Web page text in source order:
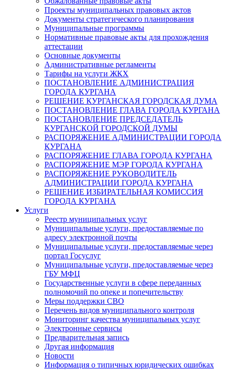
Проекты муниципальных правовых актов
Документы стратегического планирования
Муниципальные программы
Нормативные правовые акты для прохождения
аттестации
Основные документы
Административные регламенты
Тарифы на услуги ЖКХ
ПОСТАНОВЛЕНИЕ АДМИНИСТРАЦИЯ
ГОРОДА КУРГАНА
РЕШЕНИЕ КУРГАНСКАЯ ГОРОДСКАЯ ДУМА
ПОСТАНОВЛЕНИЕ ГЛАВА ГОРОДА КУРГАНА
ПОСТАНОВЛЕНИЕ ПРЕДСЕДАТЕЛЬ
КУРГАНСКОЙ ГОРОДСКОЙ ДУМЫ
РАСПОРЯЖЕНИЕ АДМИНИСТРАЦИИ ГОРОДА
КУРГАНА
РАСПОРЯЖЕНИЕ ГЛАВА ГОРОДА КУРГАНА
РАСПОРЯЖЕНИЕ МЭР ГОРОДА КУРГАНА
РАСПОРЯЖЕНИЕ РУКОВОДИТЕЛЬ
АДМИНИСТРАЦИИ ГОРОДА КУРГАНА
РЕШЕНИЕ ИЗБИРАТЕЛЬНАЯ КОМИССИЯ
ГОРОДА КУРГАНА
Услуги
Реестр муниципальных услуг
Муниципальные услуги, предоставляемые по
адресу электронной почты
Муниципальные услуги, предоставляемые через
портал Госуслуг
Муниципальные услуги, предоставляемые через
ГБУ МФЦ
Государственные услуги в сфере переданных
полномочий по опеке и попечительству
Меры поддержки СВО
Перечень видов муниципального контроля
Мониторинг качества муниципальных услуг
Электронные сервисы
Предварительная запись
Другая информация
Новости
Информация о типичных юридических ошибках